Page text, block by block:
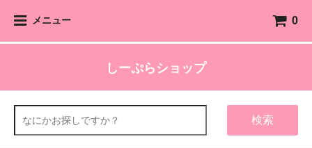
メニュー 0
しーぷらショップ
検索